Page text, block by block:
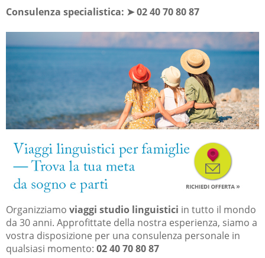
Consulenza specialistica: ➤02 40 70 80 87
Organizziamo viaggi studio linguistici in tutto il mondo
da 30 anni. Approfittate della nostra esperienza, siamo a
vostra disposizione per una consulenza personale in
qualsiasi momento: 02 40 70 80 87